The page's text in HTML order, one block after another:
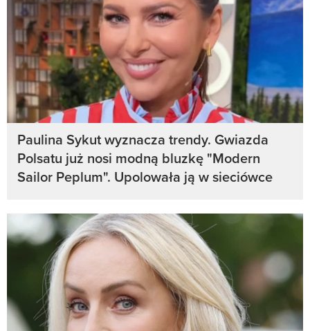
Paulina Sykut wyznacza trendy. Gwiazda
Polsatu już nosi modną bluzkę "Modern
Sailor Peplum". Upolowała ją w sieciówce